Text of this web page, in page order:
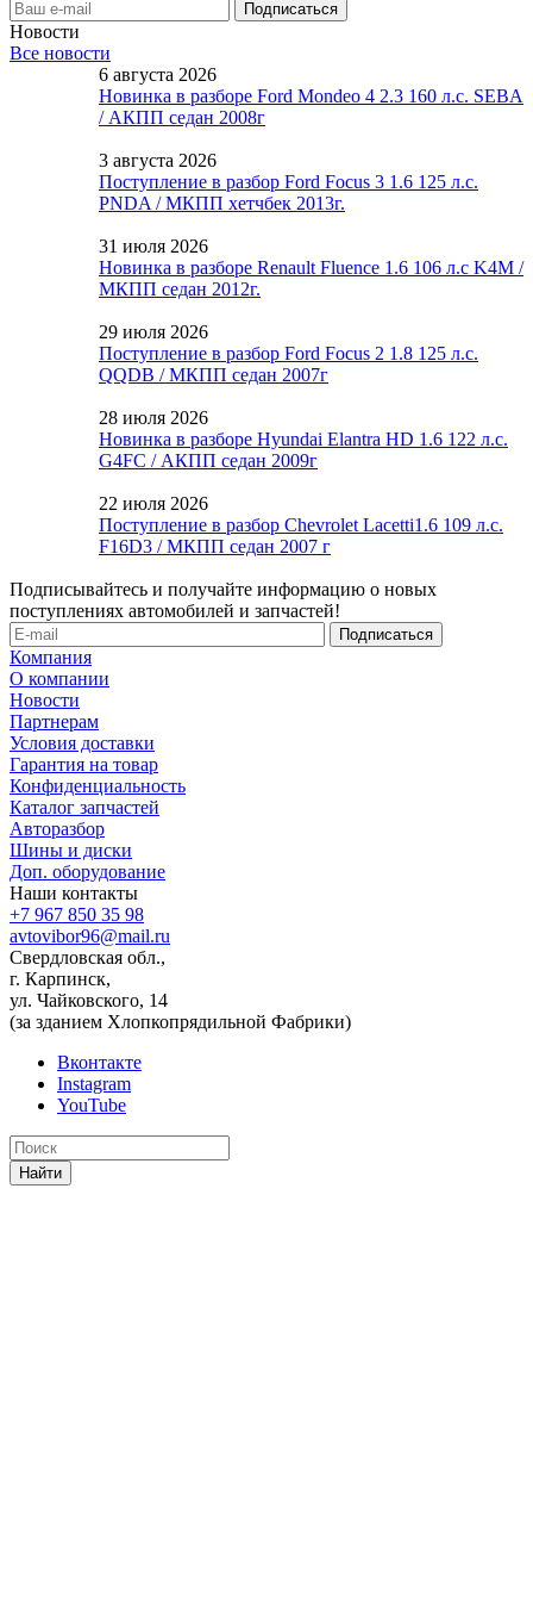
Новости
Все новости
6 августа 2026
Новинка в разборе Ford Mondeo 4 2.3 160 л.с. SEBA
/ АКПП седан 2008г
3 августа 2026
Поступление в разбор Ford Focus 3 1.6 125 л.с.
PNDA / МКПП хетчбек 2013г.
31 июля 2026
Новинка в разборе Renault Fluence 1.6 106 л.с K4M /
МКПП седан 2012г.
29 июля 2026
Поступление в разбор Ford Focus 2 1.8 125 л.с.
QQDB / МКПП седан 2007г
28 июля 2026
Новинка в разборе Hyundai Elantra HD 1.6 122 л.с.
G4FC / АКПП седан 2009г
22 июля 2026
Поступление в разбор Chevrolet Lacetti1.6 109 л.с.
F16D3 / МКПП седан 2007 г
Подписывайтесь и получайте информацию о новых
поступлениях автомобилей и запчастей!
Компания
О компании
Новости
Партнерам
Условия доставки
Гарантия на товар
Конфиденциальность
Каталог запчастей
Авторазбор
Шины и диски
Доп. оборудование
Наши контакты
+7 967 850 35 98
avtovibor96@mail.ru
Свердловская обл.,
г. Карпинск,
ул. Чайковского, 14
(за зданием Хлопкопрядильной Фабрики)
Вконтакте
Instagram
YouTube
Найти